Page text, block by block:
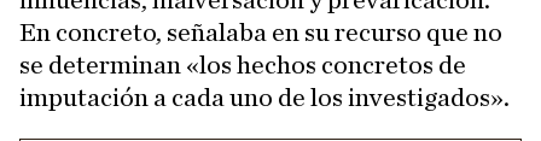
En concreto, señalaba en su recurso que no
se determinan «los hechos concretos de
imputación a cada uno de los investigados».